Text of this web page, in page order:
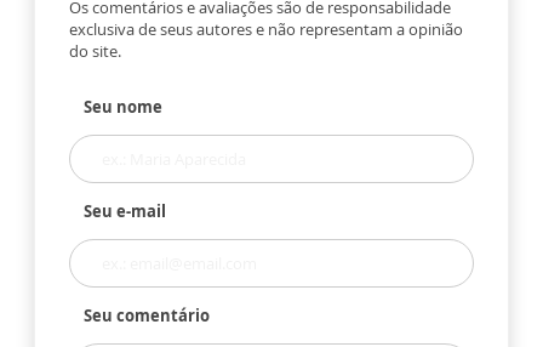
Os comentários e avaliações são de responsabilidade
exclusiva de seus autores e não representam a opinião
do site.
Seu nome
Seu e-mail
Seu comentário